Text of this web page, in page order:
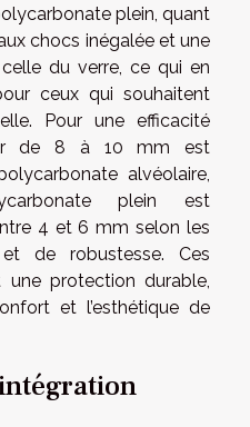
plein, quant
chocs inégalée et une
du verre, ce qui en
ceux qui souhaitent
Pour une efficacité
de 8 à 10 mm est
alvéolaire,
plein est
4 et 6 mm selon les
de robustesse. Ces
une protection durable,
et l’esthétique de